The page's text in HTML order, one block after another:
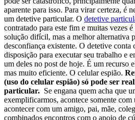
aparente para isso. Para virar certeza, é
um detetive particular. O detetive
contratado para este fim e muitas vezes
solução difícil, mas a melhor alternativa
desconfiança existente. O detetive conta
disposição para executar seu trabalho e
um deles no post de hoje. É um recurso
mas muito eficiente. O celular espião.
(uso do celular espião) só pode ser
particular. Se engana quem acha que
exemplificarmos, acontece somente
acontecer com um amigo, pai, mãe,
combinados encontros com o apoio de